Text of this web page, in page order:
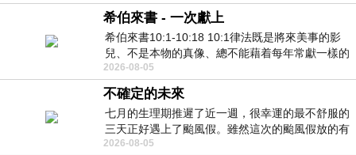
希伯來書 - 一次獻上
希伯來書10:1-10:18 10:1律法既是將來美事的影
兒、不是本物的真像、總不能藉着每年常獻一樣的
祭物、叫那近前來的人得以完全。 10
2026-08-05
不確定的未來
七月的生理期推遲了近一週，很幸運的最不舒服的
三天正好遇上了颱風假。雖然這次的颱風假放的有
點虛，因為風雨不大，但這也是最想要的
2026-08-05